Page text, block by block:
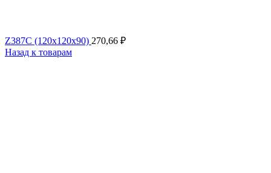
Z387C (120x120x90) 270,66 ₽
Назад к товарам